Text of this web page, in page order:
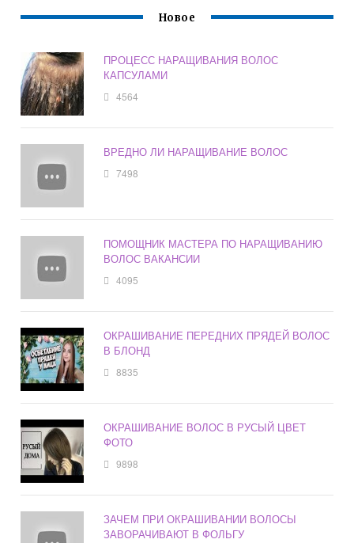
Новое
ПРОЦЕСС НАРАЩИВАНИЯ ВОЛОС
КАПСУЛАМИ
4564
ВРЕДНО ЛИ НАРАЩИВАНИЕ ВОЛОС
7498
ПОМОЩНИК МАСТЕРА ПО НАРАЩИВАНИЮ
ВОЛОС ВАКАНСИИ
4095
ОКРАШИВАНИЕ ПЕРЕДНИХ ПРЯДЕЙ ВОЛОС
В БЛОНД
8835
ОКРАШИВАНИЕ ВОЛОС В РУСЫЙ ЦВЕТ
ФОТО
9898
ЗАЧЕМ ПРИ ОКРАШИВАНИИ ВОЛОСЫ
ЗАВОРАЧИВАЮТ В ФОЛЬГУ